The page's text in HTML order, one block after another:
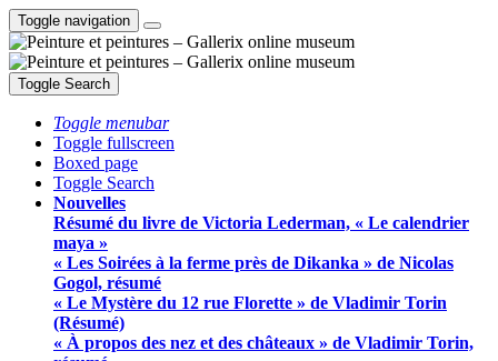
Toggle navigation
Toggle Search
Toggle menubar
Toggle fullscreen
Boxed page
Toggle Search
Nouvelles
Résumé du livre de Victoria Lederman, « Le calendrier
maya »
« Les Soirées à la ferme près de Dikanka » de Nicolas
Gogol, résumé
« Le Mystère du 12 rue Florette » de Vladimir Torin
(Résumé)
« À propos des nez et des châteaux » de Vladimir Torin,